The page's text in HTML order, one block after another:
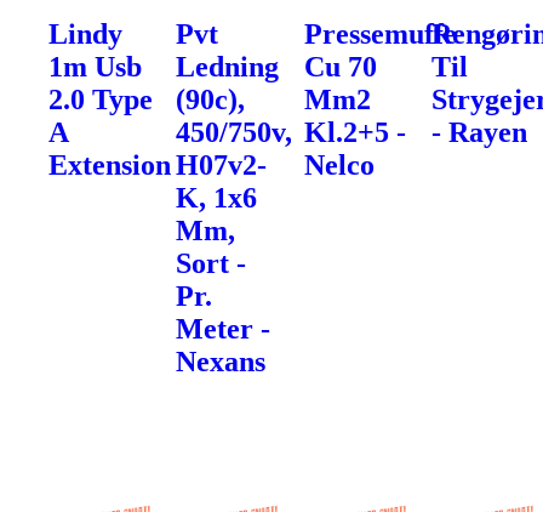
Lindy
1m Usb
2.0 Type
A
Extension
Pvt
Ledning
(90c),
450/750v,
H07v2-
K, 1x6
Mm,
Sort -
Pr.
Meter -
Nexans
Pressemuffe
Cu 70
Mm2
Kl.2+5 -
Nelco
Til
- Rayen